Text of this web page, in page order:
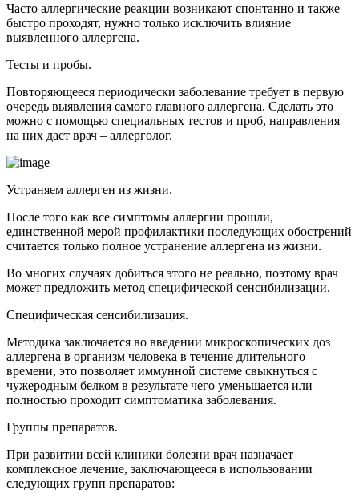
Часто аллергические реакции возникают спонтанно и также
быстро проходят, нужно только исключить влияние
выявленного аллергена.
Тесты и пробы.
Повторяющееся периодически заболевание требует в первую
очередь выявления самого главного аллергена. Сделать это
можно с помощью специальных тестов и проб, направления
на них даст врач – аллерголог.
Устраняем аллерген из жизни.
После того как все симптомы аллергии прошли,
единственной мерой профилактики последующих обострений
считается только полное устранение аллергена из жизни.
Во многих случаях добиться этого не реально, поэтому врач
может предложить метод специфической сенсибилизации.
Специфическая сенсибилизация.
Методика заключается во введении микроскопических доз
аллергена в организм человека в течение длительного
времени, это позволяет иммунной системе свыкнуться с
чужеродным белком в результате чего уменьшается или
полностью проходит симптоматика заболевания.
Группы препаратов.
При развитии всей клиники болезни врач назначает
комплексное лечение, заключающееся в использовании
следующих групп препаратов: